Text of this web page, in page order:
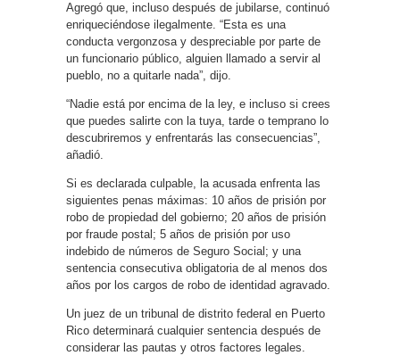
Agregó que, incluso después de jubilarse, continuó
enriqueciéndose ilegalmente. “Esta es una
conducta vergonzosa y despreciable por parte de
un funcionario público, alguien llamado a servir al
pueblo, no a quitarle nada”, dijo.
“Nadie está por encima de la ley, e incluso si crees
que puedes salirte con la tuya, tarde o temprano lo
descubriremos y enfrentarás las consecuencias”,
añadió.
Si es declarada culpable, la acusada enfrenta las
siguientes penas máximas: 10 años de prisión por
robo de propiedad del gobierno; 20 años de prisión
por fraude postal; 5 años de prisión por uso
indebido de números de Seguro Social; y una
sentencia consecutiva obligatoria de al menos dos
años por los cargos de robo de identidad agravado.
Un juez de un tribunal de distrito federal en Puerto
Rico determinará cualquier sentencia después de
considerar las pautas y otros factores legales.